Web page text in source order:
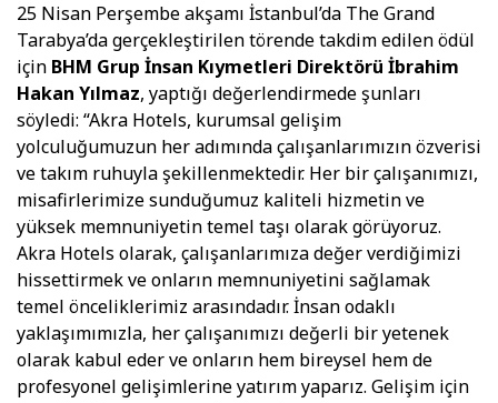
25 Nisan Perşembe akşamı İstanbul’da The Grand
Tarabya’da gerçekleştirilen törende takdim edilen ödül
için BHM Grup İnsan Kıymetleri Direktörü İbrahim
Hakan Yılmaz, yaptığı değerlendirmede şunları
söyledi: “Akra Hotels, kurumsal gelişim
yolculuğumuzun her adımında çalışanlarımızın özverisi
ve takım ruhuyla şekillenmektedir. Her bir çalışanımızı,
misafirlerimize sunduğumuz kaliteli hizmetin ve
yüksek memnuniyetin temel taşı olarak görüyoruz.
Akra Hotels olarak, çalışanlarımıza değer verdiğimizi
hissettirmek ve onların memnuniyetini sağlamak
temel önceliklerimiz arasındadır. İnsan odaklı
yaklaşımımızla, her çalışanımızı değerli bir yetenek
olarak kabul eder ve onların hem bireysel hem de
profesyonel gelişimlerine yatırım yaparız. Gelişim için